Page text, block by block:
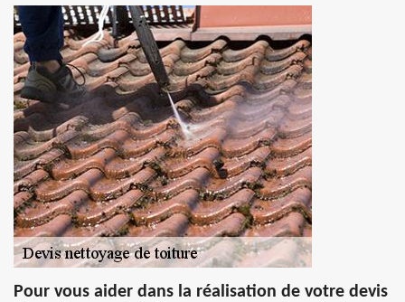
Pour vous aider dans la réalisation de votre devis